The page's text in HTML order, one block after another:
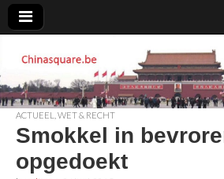
ACTUEEL WET & RECHT
Smokkel in
opgedoekt